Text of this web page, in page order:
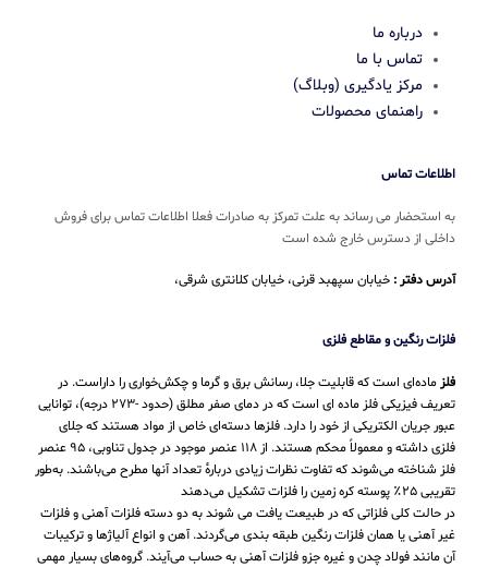
درباره ما
تماس با ما
مرکز یادگیری (وبلاگ)
راهنمای محصولات
اطلاعات تماس
به استحضار می رساند به علت تمرکز به صادرات فعلا اطلاعات تماس برای فروش
داخلی از دسترس خارج شده است
آدرس دفتر : خیابان سپهبد قرنی، خیابان کلانتری شرقی،
فلزات رنگین و مقاطع فلزی
فلز ماده‌ای است که قابلیت جلا، رسانش برق و گرما و چکش‌خواری را داراست. در
تعریف فیزیکی فلز ماده ای است که در دمای صفر مطلق (حدود -۲۷۳ درجه)، توانایی
عبور جریان الکتریکی از خود را دارد. فلزها دسته‌ای خاص از مواد هستند که جلای
فلزی داشته و معمولاً محکم هستند. از ۱۱۸ عنصر موجود در جدول تناوبی، ۹۵ عنصر
فلز شناخته می‌شوند که تفاوت نظرات زیادی دربارهٔ تعداد آنها مطرح می‌باشند. به‌طور
تقریبی ۲۵٪ پوسته کره زمین را فلزات تشکیل می‌دهند
در حالت کلی فلزاتی که در طبیعت یافت می شوند به دو دسته فلزات آهنی و فلزات
غیر آهنی یا همان فلزات رنگین طبقه بندی می‌گردند. آهن و انواع آلیاژها و ترکیبات
آن مانند فولاد چدن و غیره جزو فلزات آهنی به حساب می‌‌آیند. گروه‌های بسیار مهمی